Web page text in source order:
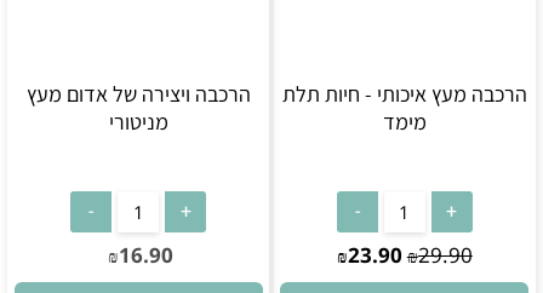
הרכבה מעץ איכותי - חיות תלת
מימד
₪29.90
₪23.90
הרכבה ויצירה של אדום מעץ
מניטורי
₪16.90